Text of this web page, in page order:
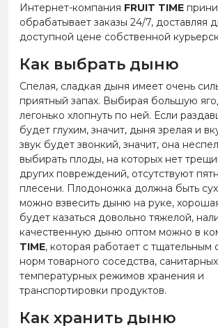
Интернет-компания FRUIT TIME
обрабатывает заказы 24/7, доставляя
доступной цене собственной
Как выбрать дыню
Спелая, сладкая дыня имеет очень
приятный запах. Выбирая большую
легонько хлопнуть по ней. Если
будет глухим, значит, дыня зрелая и
звук будет звонкий, значит, она
выбирать плоды, на которых нет
других повреждений, отсутствуют
плесени. Плодоножка должна быть
можно взвесить дыню на руке,
будет казаться довольно тяжелой,
качественную дыню оптом можно в
TIME, которая работает с
норм товарного соседства,
температурных режимов хранения и
транспортировки продуктов.
Как хранить дыню